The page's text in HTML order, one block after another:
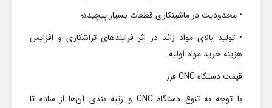
• محدودیت در ماشینکاری قطعات بسیار پیچیده؛
• تولید بالای مواد زائد در اثر فرایندهای تراشکاری و افزایش
هزینه خرید مواد اولیه.
قیمت دستگاه CNC فرز
با توجه به تنوع دستگاه CNC و رتبه بندی آن‌ها از ساده تا